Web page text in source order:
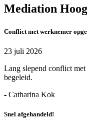
Mediation
Conflict met werknemer
23 juli 2026
Lang slepend conflict
begeleid.
- Catharina Kok
Snel afgehandeld!